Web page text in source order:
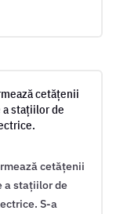
cetățenii
stațiilor de
cetățenii
a stațiilor de
S-a